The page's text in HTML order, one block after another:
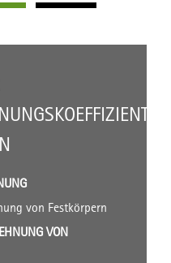
von Festkörpern
VON